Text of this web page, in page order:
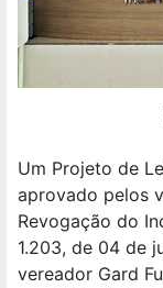
Um Projeto de
aprovado pelos
Revogação do
1.203, de 04 de
vereador Gard